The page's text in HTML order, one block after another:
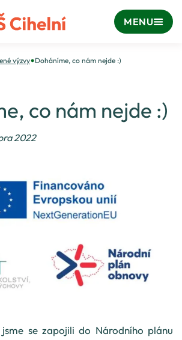
MENU
výzvy•Doháníme, co nám nejde :)
co nám nejde :)
2022
se zapojili do Národního plánu